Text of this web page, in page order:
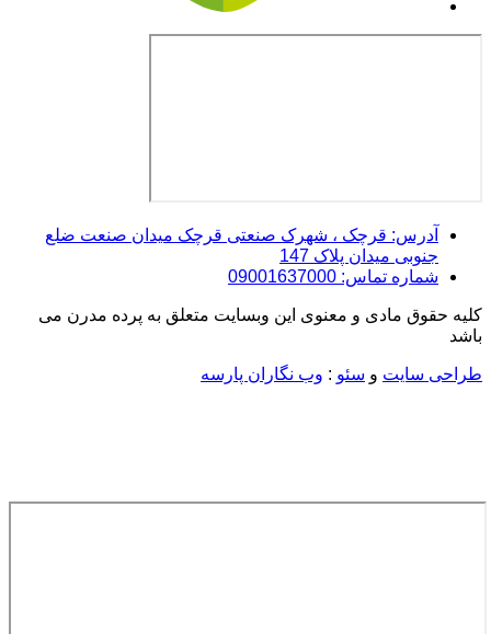
آدرس: قرچک ، شهرک صنعتی قرچک میدان صنعت ضلع
جنوبی میدان پلاک 147
شماره تماس: 09001637000
کلیه حقوق مادی و معنوی این وبسایت متعلق به پرده مدرن می
باشد
طراحی سایت و سئو : وب نگاران پارسه